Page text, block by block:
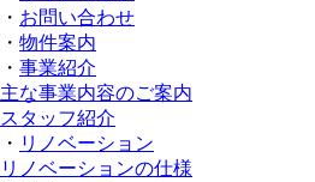
・ お問い合わせ
・ 物件案内
・ 事業紹介
主な事業内容のご案内
スタッフ紹介
・ リノベーション
リノベーションの仕様